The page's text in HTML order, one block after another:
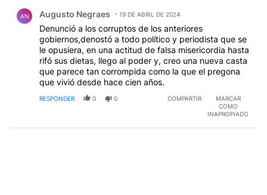
AN Augusto Negraes 19 DE ABRIL DE 2024
Denunció a los corruptos de los anteriores
gobiernos,denostó a todo político y periodista que se
le opusiera, en una actitud de falsa misericordia hasta
rifó sus dietas, llego al poder y, creo una nueva casta
que parece tan corrompida como la que el pregona
que vivió desde hace cien años.
RESPONDER 0 0 COMPARTIR
MARCAR
COMO
INAPROPIADO